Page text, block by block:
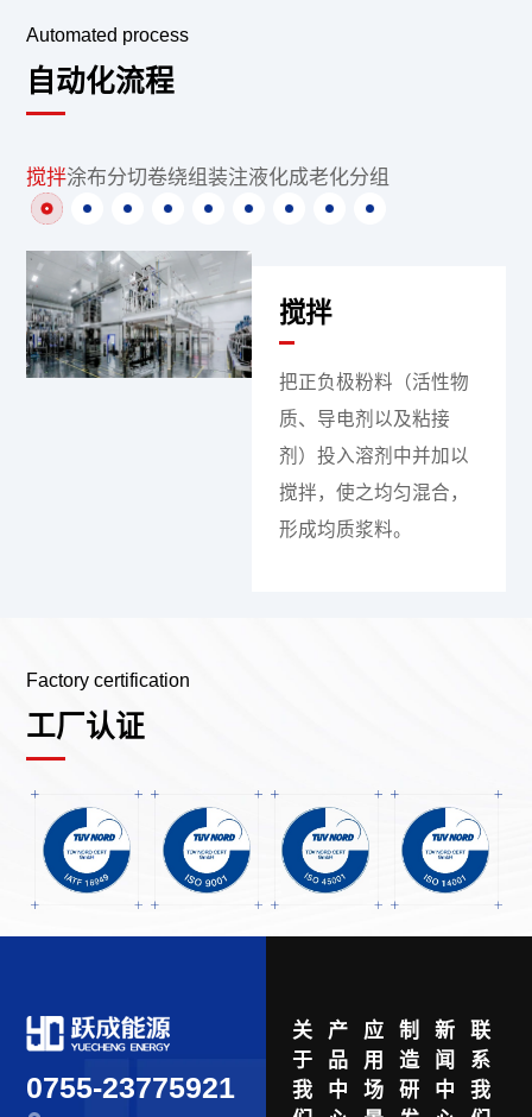
Automated process
自动化流程
搅拌涂布分切卷绕组装注液化成老化分组
搅拌
把正负极粉料（活性物
质、导电剂以及粘接
剂）投入溶剂中并加以
搅拌，使之均匀混合，
形成均质浆料。
Factory certification
工厂认证
0755-23775921
关
于
我
产
品
中
应
用
场
制
造
研
新
闻
中
联
系
我